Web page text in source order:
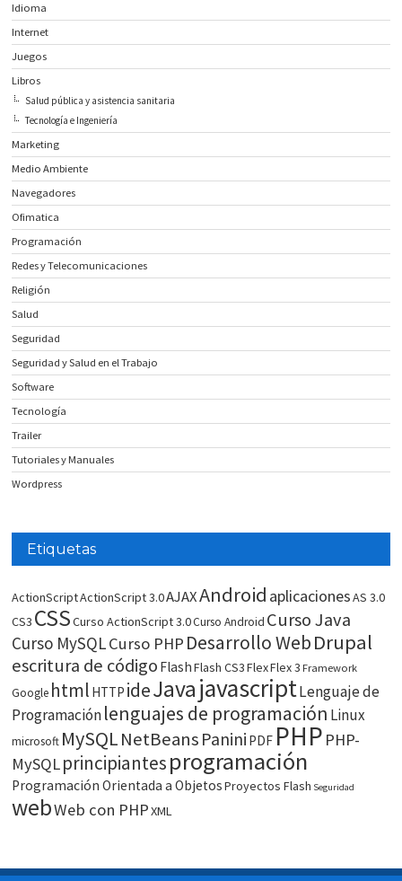
Idioma
Internet
Juegos
Libros
Salud pública y asistencia sanitaria
Tecnología e Ingeniería
Marketing
Medio Ambiente
Navegadores
Ofimatica
Programación
Redes y Telecomunicaciones
Religión
Salud
Seguridad
Seguridad y Salud en el Trabajo
Software
Tecnología
Trailer
Tutoriales y Manuales
Wordpress
Etiquetas
ActionScriptActionScript 3.0AJAXAndroid aplicacionesAS 3.0
CS3 CSSCurso ActionScript 3.0Curso Android Curso Java
Curso MySQLCurso PHP Desarrollo WebDrupal
escritura de código FlashFlash CS3FlexFlex 3 Framework
Google html HTTP ideJavajavascriptLenguaje de
Programaciónlenguajes de programación Linux
microsoft MySQLNetBeans Panini PDF PHP PHP-
MySQLprincipiantesprogramación
Programación Orientada a ObjetosProyectos Flash Seguridad
webWeb con PHPXML